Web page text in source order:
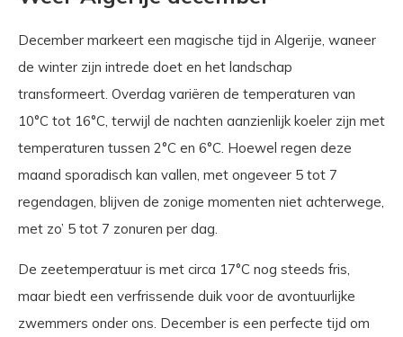
December markeert een magische tijd in Algerije, waneer
de winter zijn intrede doet en het landschap
transformeert. Overdag variëren de temperaturen van
10°C tot 16°C, terwijl de nachten aanzienlijk koeler zijn met
temperaturen tussen 2°C en 6°C. Hoewel regen deze
maand sporadisch kan vallen, met ongeveer 5 tot 7
regendagen, blijven de zonige momenten niet achterwege,
met zo’ 5 tot 7 zonuren per dag.
De zeetemperatuur is met circa 17°C nog steeds fris,
maar biedt een verfrissende duik voor de avontuurlijke
zwemmers onder ons. December is een perfecte tijd om